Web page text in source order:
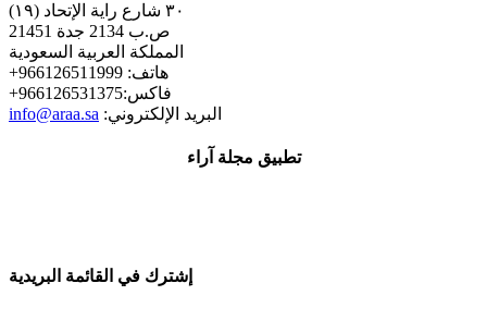
٣٠ شارع راية الإتحاد (١٩)
ص.ب 2134 جدة 21451
المملكة العربية السعودية
+هاتف: 966126511999
+فاكس:966126531375
info@araa.sa :البريد الإلكتروني
تطبيق مجلة آراء
إشترك في القائمة البريدية